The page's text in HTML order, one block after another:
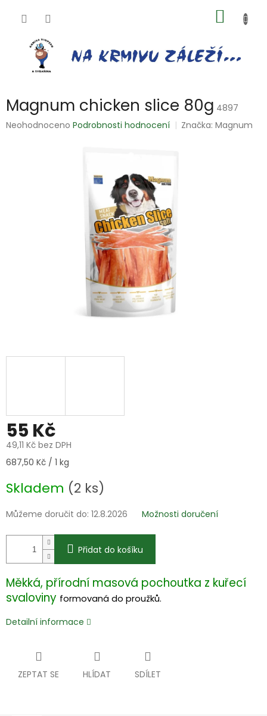
KOŠÍK
Magnum chicken slice 80g 4897
Průměrné
Neohodnoceno Podrobnosti hodnocení Značka:Magnum
55 Kč
49,11 Kč bez DPH
Měrná
687,50 Kč / 1 kg
Skladem (2 ks)
Můžeme doručit do: 12.8.2026 Možnosti doručení
Přidat do košíku
Měkká, přírodní masová pochoutka z kuřecí
svaloviny formovaná do proužků.
Detailní informace
ZEPTAT SE HLÍDAT SDÍLET